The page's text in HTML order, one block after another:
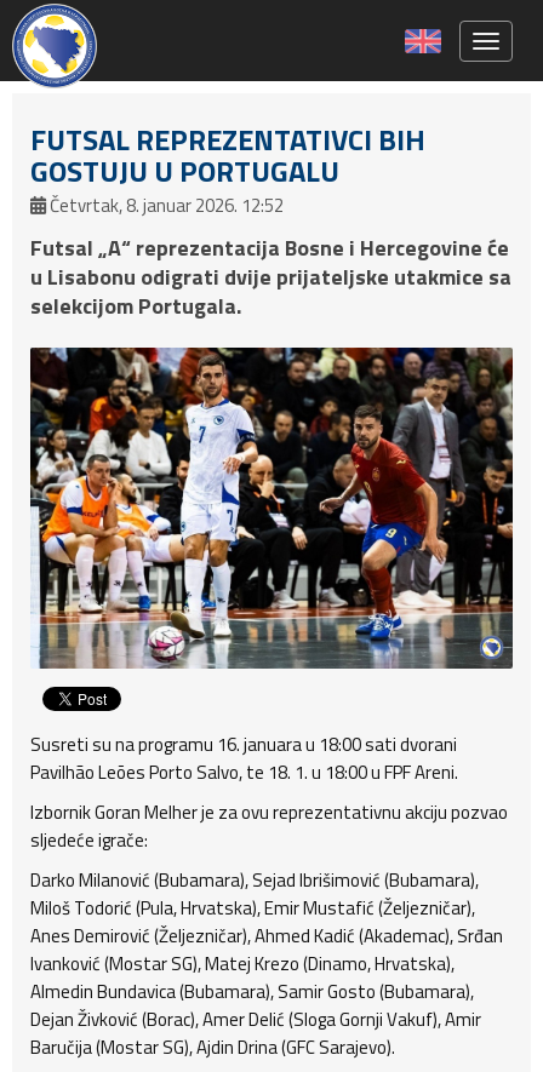
FUTSAL REPREZENTATIVCI BIH
GOSTUJU U PORTUGALU
Četvrtak, 8. januar 2026. 12:52
Futsal „A“ reprezentacija Bosne i Hercegovine će
u Lisabonu odigrati dvije prijateljske utakmice sa
selekcijom Portugala.
Susreti su na programu 16. januara u 18:00 sati dvorani
Pavilhão Leões Porto Salvo, te 18. 1. u 18:00 u FPF Areni.
Izbornik Goran Melher je za ovu reprezentativnu akciju pozvao
sljedeće igrače:
Darko Milanović (Bubamara), Sejad Ibrišimović (Bubamara),
Miloš Todorić (Pula, Hrvatska), Emir Mustafić (Željezničar),
Anes Demirović (Željezničar), Ahmed Kadić (Akademac), Srđan
Ivanković (Mostar SG), Matej Krezo (Dinamo, Hrvatska),
Almedin Bundavica (Bubamara), Samir Gosto (Bubamara),
Dejan Živković (Borac), Amer Delić (Sloga Gornji Vakuf), Amir
Baručija (Mostar SG), Ajdin Drina (GFC Sarajevo).